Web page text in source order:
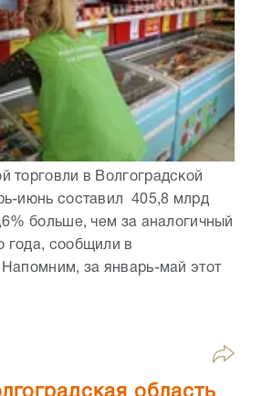
торговли в Волгоградской
июнь составил 405,8 млрд
больше, чем за аналогичный
года, сообщили в
Напомним, за январь-май этот